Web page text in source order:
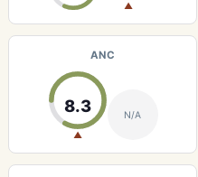
▲
ANC
8.3
▲
N/A